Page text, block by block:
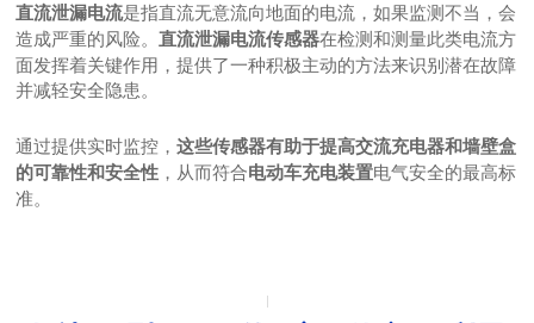
直流泄漏电流是指直流无意流向地面的电流，如果监测不当，会
造成严重的风险。 直流泄漏电流传感器在检测和测量此类电流方
面发挥着关键作用，提供了一种积极主动的方法来识别潜在故障
并减轻安全隐患。
通过提供实时监控， 这些传感器有助于提高交流充电器和墙壁盒
的可靠性和安全性 ，从而符合电动车充电装置电气安全的最高标
准。